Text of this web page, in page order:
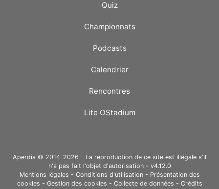
Quiz
Championnats
Podcasts
Calendrier
Rencontres
Lite OStadium
Aperdia © 2014-2026 - La reproduction de ce site est illégale s'il
n'a pas fait l'objet d'autorisation - v4.12.0
Mentions légales - Conditions d'utilisation- Présentation des
cookies - Gestion des cookies - Collecte de données - Crédits